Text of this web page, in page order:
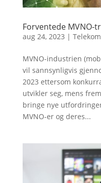
Forventede MVNO-
aug 24, 2023 |
MVNO-industrien
vil sannsynligvis
2023 ettersom
utvikler seg, mens
bringe nye
MVNO-er og deres...